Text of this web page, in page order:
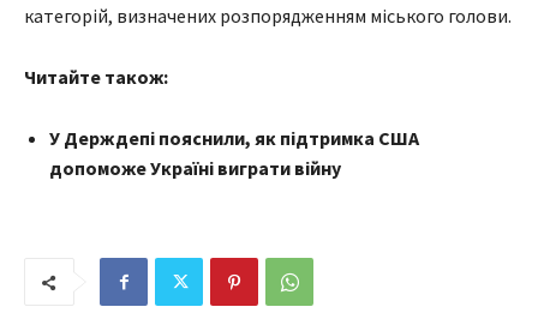
категорій, визначених розпорядженням міського голови.
Читайте також:
У Держдепі пояснили, як підтримка США
допоможе Україні виграти війну